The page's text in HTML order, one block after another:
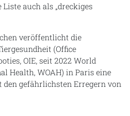
auch als „dreckiges
veröffentlicht die
(Office
OIE, seit 2022 World
Health, WOAH) in Paris eine
gefährlichsten Erregern von